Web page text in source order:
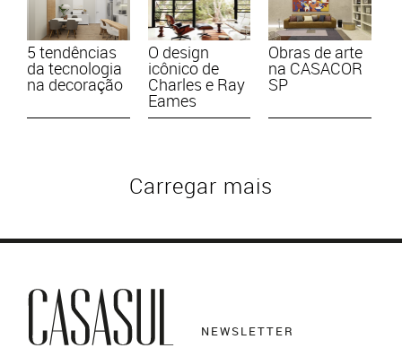
5 tendências
da tecnologia
na decoração
O design
icônico de
Charles e Ray
Eames
Obras de arte
na CASACOR
SP
Carregar mais
NEWSLETTER